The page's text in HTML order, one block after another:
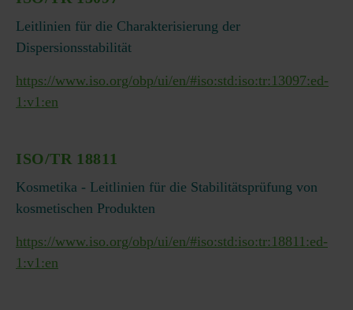
Leitlinien für die Charakterisierung der
Dispersionsstabilität
https://www.iso.org/obp/ui/en/#iso:std:iso:tr:13097:ed-
1:v1:en
ISO/TR 18811
Kosmetika - Leitlinien für die Stabilitätsprüfung von
kosmetischen Produkten
https://www.iso.org/obp/ui/en/#iso:std:iso:tr:18811:ed-
1:v1:en